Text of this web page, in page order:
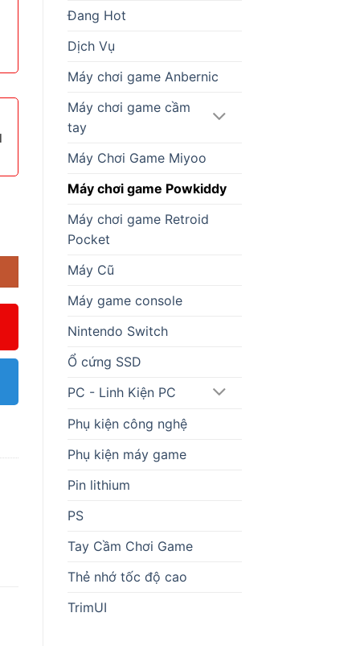
Đang Hot
Dịch Vụ
Máy chơi game Anbernic
Máy chơi game cầm
tay
Máy Chơi Game Miyoo
Máy chơi game Powkiddy
Máy chơi game Retroid
Pocket
Máy Cũ
Máy game console
Nintendo Switch
Ổ cứng SSD
PC - Linh Kiện PC
Phụ kiện công nghệ
Phụ kiện máy game
Pin lithium
PS
Tay Cầm Chơi Game
Thẻ nhớ tốc độ cao
TrimUI